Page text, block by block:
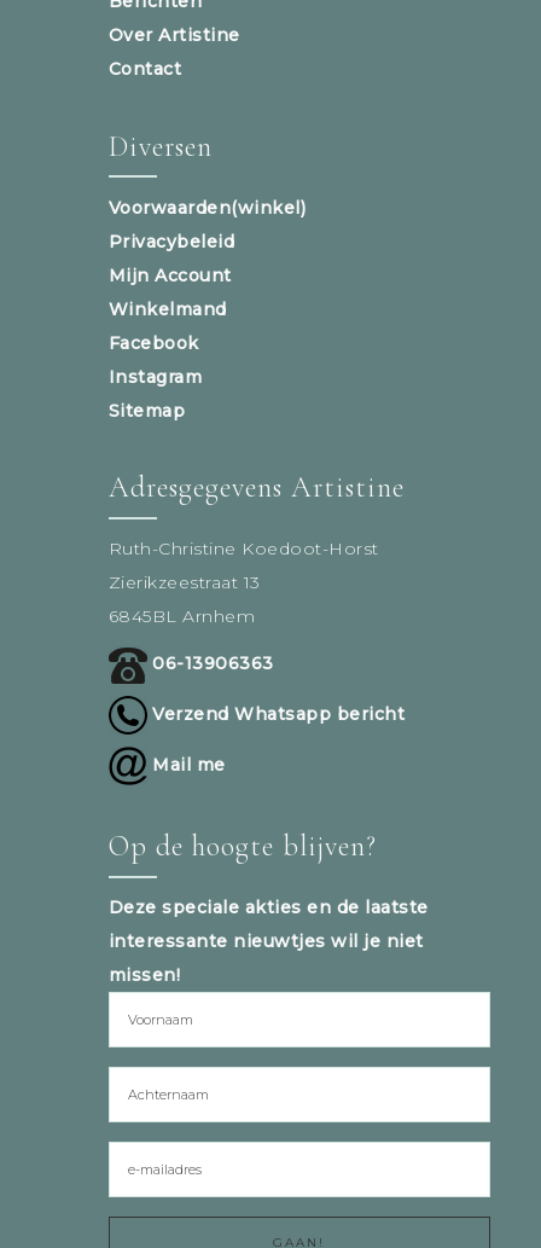
Over Artistine
Contact
Diversen
Voorwaarden(winkel)
Privacybeleid
Mijn Account
Winkelmand
Facebook
Instagram
Sitemap
Adresgegevens Artistine
Ruth-Christine Koedoot-Horst
Zierikzeestraat 13
6845BL Arnhem
06-13906363
Verzend Whatsapp bericht
Mail me
Op de hoogte blijven?
Deze speciale akties en de laatste
interessante nieuwtjes wil je niet
missen!